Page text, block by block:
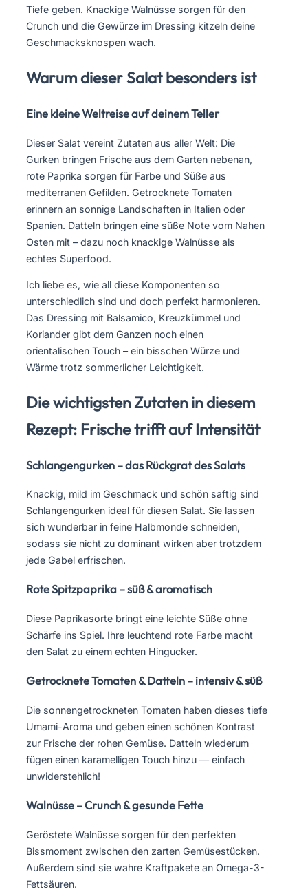
Tiefe geben. Knackige Walnüsse sorgen für den
Crunch und die Gewürze im Dressing kitzeln deine
Geschmacksknospen wach.
Warum dieser Salat besonders ist
Eine kleine Weltreise auf deinem Teller
Dieser Salat vereint Zutaten aus aller Welt: Die
Gurken bringen Frische aus dem Garten nebenan,
rote Paprika sorgen für Farbe und Süße aus
mediterranen Gefilden. Getrocknete Tomaten
erinnern an sonnige Landschaften in Italien oder
Spanien. Datteln bringen eine süße Note vom Nahen
Osten mit – dazu noch knackige Walnüsse als
echtes Superfood.
Ich liebe es, wie all diese Komponenten so
unterschiedlich sind und doch perfekt harmonieren.
Das Dressing mit Balsamico, Kreuzkümmel und
Koriander gibt dem Ganzen noch einen
orientalischen Touch – ein bisschen Würze und
Wärme trotz sommerlicher Leichtigkeit.
Die wichtigsten Zutaten in diesem
Rezept: Frische trifft auf Intensität
Schlangengurken – das Rückgrat des Salats
Knackig, mild im Geschmack und schön saftig sind
Schlangengurken ideal für diesen Salat. Sie lassen
sich wunderbar in feine Halbmonde schneiden,
sodass sie nicht zu dominant wirken aber trotzdem
jede Gabel erfrischen.
Rote Spitzpaprika – süß & aromatisch
Diese Paprikasorte bringt eine leichte Süße ohne
Schärfe ins Spiel. Ihre leuchtend rote Farbe macht
den Salat zu einem echten Hingucker.
Getrocknete Tomaten & Datteln – intensiv & süß
Die sonnengetrockneten Tomaten haben dieses tiefe
Umami-Aroma und geben einen schönen Kontrast
zur Frische der rohen Gemüse. Datteln wiederum
fügen einen karamelligen Touch hinzu — einfach
unwiderstehlich!
Walnüsse – Crunch & gesunde Fette
Geröstete Walnüsse sorgen für den perfekten
Bissmoment zwischen den zarten Gemüsestücken.
Außerdem sind sie wahre Kraftpakete an Omega-3-
Fettsäuren.